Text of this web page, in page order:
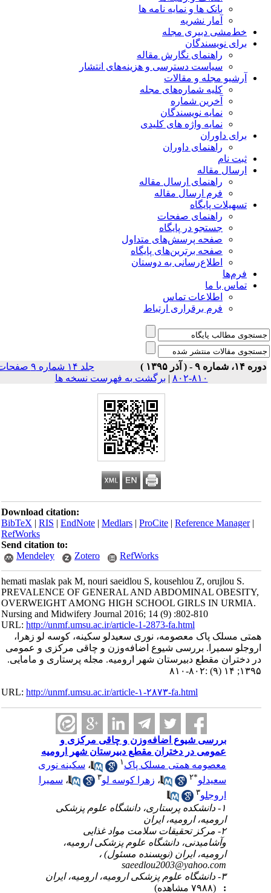
بانک ها و نمایه نامه ها
آمار نشریه
خط‌مشی دبیری مجله
برای نویسندگان
راهنمای نگارش مقاله
سیاست دسترسی و هزینه‌های انتشار
آرشیو مجله و مقالات
کلیه شماره‌های مجله
آخرین شماره
نمایه نویسندگان
نمایه واژه های کلیدی
برای داوران
راهنمای داوران
ثبت نام
ارسال مقاله
راهنمای ارسال مقاله
فرم ارسال مقاله
تسهیلات پایگاه
راهنمای صفحات
جستجو در پایگاه
صفحه پرسش‌های متداول
صفحه برترین‌های پایگاه
اطلاع‌رسانی به دوستان
فرم‌ها
تماس با ما
اطلاعات تماس
فرم برقراری ارتباط
۱۴، شماره ۹ - ( آذر ۱۳۹۵ )
جلد ۱۴ شماره ۹ صفحات
۸۱۰-۸۰۲
| برگشت به فهرست نسخه ها
Download citation:
BibTeX|RIS|EndNote|Medlars|ProCite|Reference Manager
RefWorks
Send citation to:
Mendeley
Zotero RefWorks
hemati maslak pak M, nouri saeidlou S, kousehlou Z, orujlou S.
PREVALENCE OF GENERAL AND ABDOMINAL OBESITY,
OVERWEIGHT AMONG HIGH SCHOOL GIRLS IN URMIA.
Nursing and Midwifery Journal 2016; 14 (9) :802-810
URL:http://unmf.umsu.ac.ir/article-1-2873-fa.html
همتی مسلک پاک معصومه، نوری سعیدلو سکینه، کوسه لو زهرا،
اروجلو سمیرا. بررسی شیوع اضافه‌وزن و چاقی مرکزی و عمومی
در دختران مقطع دبیرستان شهر ارومیه. مجله پرستاری و مامایی.
۱۳۹۵; ۱۴ (۹) :۸۰۲-۸۱۰
URL:http://unmf.umsu.ac.ir/article-۱-۲۸۷۳-fa.html
بررسی شیوع اضافه‌وزن و چاقی مرکزی و
عمومی در دختران مقطع دبیرستان شهر ارومیه
معصومه همتی مسلک پاک۱ ،سکینه نوری
سعیدلو* ۲ ،زهرا کوسه لو۳ ،سمیرا
اروجلو۳
۱- دانشکده پرستاری، دانشگاه علوم پزشکی
ارومیه، ارومیه، ایران
۲- مرکز تحقیقات سلامت مواد غذایی
وآشامیدنی، دانشگاه علوم پزشکی ارومیه،
ارومیه، ایران (نویسنده مسئول) ،
saeedlou2003@yahoo.com